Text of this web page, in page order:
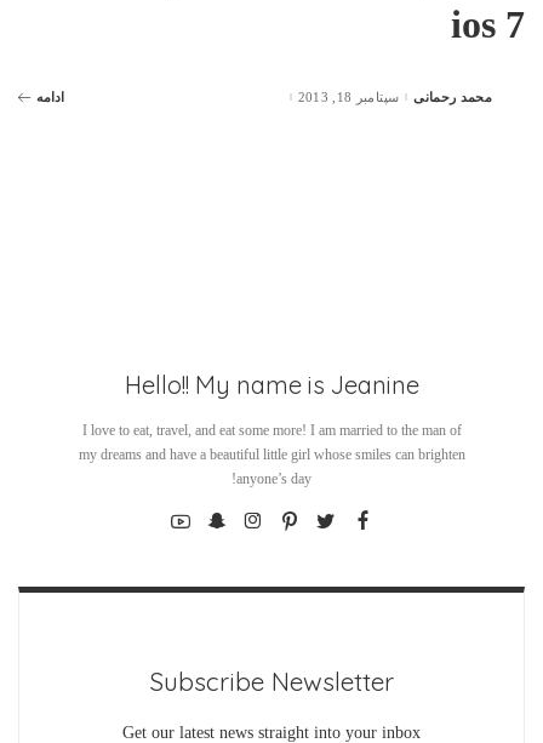
ios 7
Postedمحمد رحمانی سپتامبر 18, 2013 ادامه
Hello!! My name is Jeanine
I love to eat, travel, and eat some more! I am married to the man of
my dreams and have a beautiful little girl whose smiles can brighten
anyone’s day!
Subscribe Newsletter
Get our latest news straight into your inbox